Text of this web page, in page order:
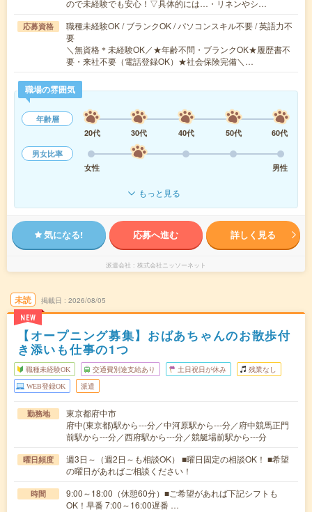
ので未経験でも安心！▽具体的には…・リネンやシ…
応募資格
職種未経験OK / ブランクOK / パソコンスキル不要 / 英語力不
要
＼無資格＊未経験OK／★年齢不問・ブランクOK★履歴書不
要・来社不要（電話登録OK）★社会保険完備＼…
職場の雰囲気
年齢層
20代
30代 40代 50代
60代
男女比率
女性
男性
もっと見る
気になる! 応募へ進む 詳しく見る
派遣会社 株式会社ニッソーネット
未読
NEW
掲載日 2026/08/05
【オープニング募集】おばあちゃんのお散歩付
き添いも仕事の1つ
職種未経験OK 交通費別途支給あり 土日祝日が休み 残業なし
WEB登録OK 派遣
勤務地
東京都府中市
府中(東京都)駅から---分／中河原駅から---分／府中競馬正門
前駅から---分／西府駅から---分／競艇場前駅から---分
曜日頻度
週3日～（週2日～も相談OK） ■曜日固定の相談OK！ ■希望
の曜日があればご相談ください！
時間
9:00～18:00（休憩60分）■ご希望があれば下記シフトも
OK！早番 7:00～16:00遅番 …